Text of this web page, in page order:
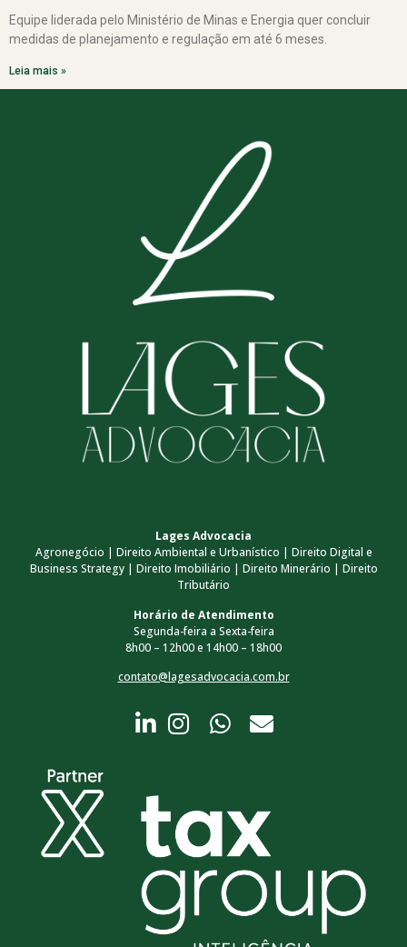
Equipe liderada pelo Ministério de Minas e Energia quer concluir
medidas de planejamento e regulação em até 6 meses.
Leia mais »
Lages Advocacia
Agronegócio | Direito Ambiental e Urbanístico | Direito Digital e
Business Strategy | Direito Imobiliário | Direito Minerário | Direito
Tributário
Horário de Atendimento
Segunda-feira a Sexta-feira
8h00 – 12h00 e 14h00 – 18h00
contato@lagesadvocacia.com.br